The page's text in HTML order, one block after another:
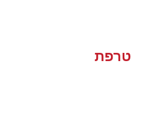
טרפת